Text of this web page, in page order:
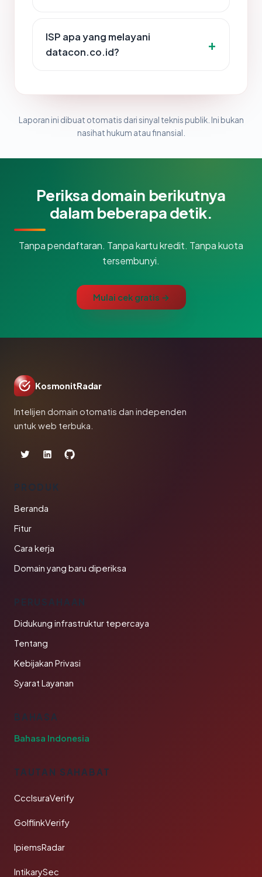
ISP apa yang melayani
datacon.co.id?
Laporan ini dibuat otomatis dari sinyal teknis publik. Ini bukan
nasihat hukum atau finansial.
Periksa domain berikutnya
dalam beberapa detik.
Tanpa pendaftaran. Tanpa kartu kredit. Tanpa kuota
tersembunyi.
Mulai cek gratis →
KosmonitRadar
Intelijen domain otomatis dan independen
untuk web terbuka.
PRODUK
Beranda
Fitur
Cara kerja
Domain yang baru diperiksa
PERUSAHAAN
Didukung infrastruktur tepercaya
Tentang
Kebijakan Privasi
Syarat Layanan
BAHASA
Bahasa Indonesia
TAUTAN SAHABAT
CcclsuraVerify
GolflinkVerify
IpiemsRadar
IntikarySec